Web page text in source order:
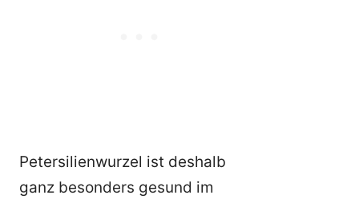
Petersilienwurzel ist deshalb
ganz besonders gesund im